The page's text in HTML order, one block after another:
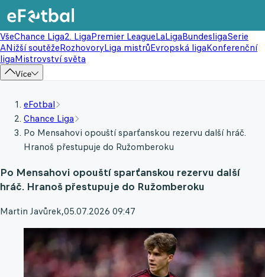
VšeChance Liga2. LigaPremier LeagueLaLigaBundesligaSerie
ANižší soutěžeRozhovoryLiga mistrůEvropská ligaKonferenční
ligaMistrovství světa
Více
eFotbal
Chance Liga
Po Mensahovi opouští sparťanskou rezervu další hráč.
Hranoš přestupuje do Ružomberoku
Po Mensahovi opouští sparťanskou rezervu další
hráč. Hranoš přestupuje do Ružomberoku
Martin Javůrek,05.07.2026 09:47